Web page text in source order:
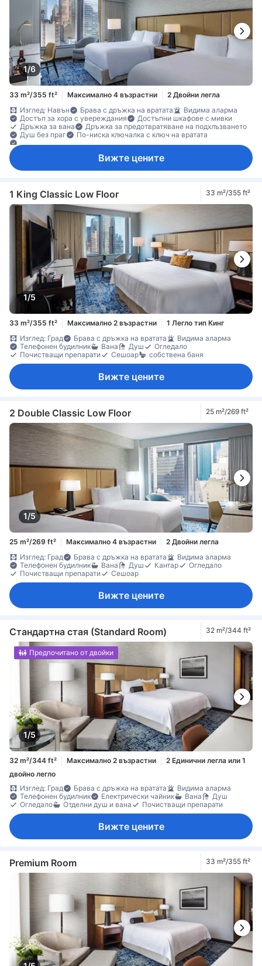
1/6
33 m²/355 ft² Максимално 4 възрастни
2 Двойни легла
Изглед: Навън
Брава с дръжка на вратата
Видима аларма
Достъп за хора с увереждания
Достъпни шкафове с мивки
Дръжка за вана
Дръжка за предотвратяване на подхлъзването
Душ без праг
По-ниска ключалка с ключ на вратата
Вижте цените
1 King Classic Low Floor 33 m²/355 ft²
1/5
33 m²/355 ft² Максимално 2 възрастни
1 Легло тип Кинг
Изглед: Град
Брава с дръжка на вратата
Видима аларма
Телефонен будилник
Вана Душ
Огледало
Почистващи препарати
Сешоар собствена баня
Вижте цените
2 Double Classic Low Floor 25 m²/269 ft²
1/5
25 m²/269 ft² Максимално 4 възрастни
2 Двойни легла
Изглед: Град
Брава с дръжка на вратата
Видима аларма
Телефонен будилник
Вана Душ Кантар
Огледало
Почистващи препарати
Сешоар
Вижте цените
Стандартна стая (Standard Room) 32 m²/344 ft²
1/5
Предпочитано от двойки
32 m²/344 ft² Максимално 2 възрастни
2 Единични легла или 1
двойно легло
Изглед: Град
Брава с дръжка на вратата
Видима аларма
Телефонен будилник
Електрически чайник Вана
Душ
Огледало
Отделни душ и вана Почистващи препарати
Вижте цените
Premium Room 33 m²/355 ft²